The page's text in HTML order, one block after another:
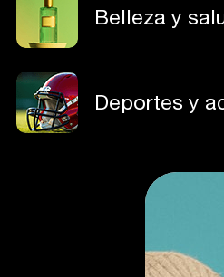
Belleza y
Deportes y